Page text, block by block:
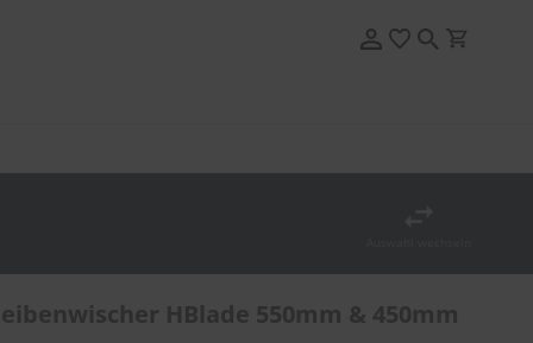
HBlade 550mm & 450mm